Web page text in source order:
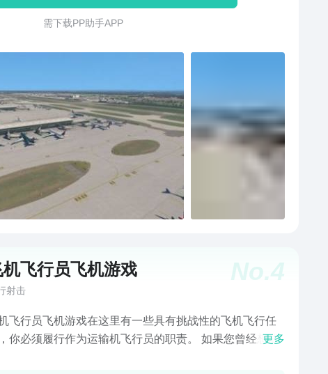
还有高度还原的操作，极致的画面效果和华丽的音效设
，让玩家在游戏中享受飞行的乐趣。 游戏玩法 设置各种不
类型的设置使游戏更加丰富多彩，给玩家带来更多的挑
和乐趣。 游戏攻略 选择不同种类的飞机，包括客机、战斗
直升机，每种飞机都有独特的飞行特性。 为了使飞机成
起飞和降落，必须控制速度和高度，以避免发生事故。
握飞机的控制方式，包括建立航线、调整姿态、加速等，
好地完成任务。 每个任务都需要不同种类的飞机才能完
玩家需要根据任务的要求选择合适的飞机才能顺利完成
需 下 载 P P 助 手 A P P
No.4
机飞行员飞机游戏
射击
飞行员飞机游戏在这里有一些具有挑战性的飞机飞行任
你必须履行作为运输机飞行员的职责。 如果您曾经想成
更多